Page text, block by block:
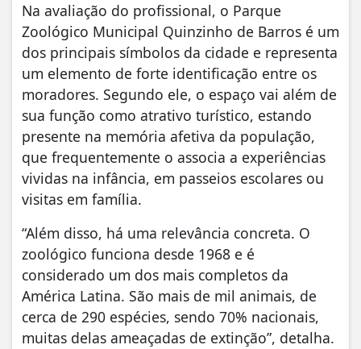
Na avaliação do profissional, o Parque
Zoológico Municipal Quinzinho de Barros é um
dos principais símbolos da cidade e representa
um elemento de forte identificação entre os
moradores. Segundo ele, o espaço vai além de
sua função como atrativo turístico, estando
presente na memória afetiva da população,
que frequentemente o associa a experiências
vividas na infância, em passeios escolares ou
visitas em família.
“Além disso, há uma relevância concreta. O
zoológico funciona desde 1968 e é
considerado um dos mais completos da
América Latina. São mais de mil animais, de
cerca de 290 espécies, sendo 70% nacionais,
muitas delas ameaçadas de extinção”, detalha.